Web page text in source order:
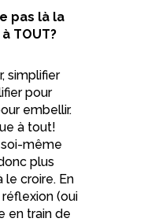
pas là la
TOUT?
simplifier
pour
embellir.
à tout!
même
plus
le croire. En
(oui
en train de